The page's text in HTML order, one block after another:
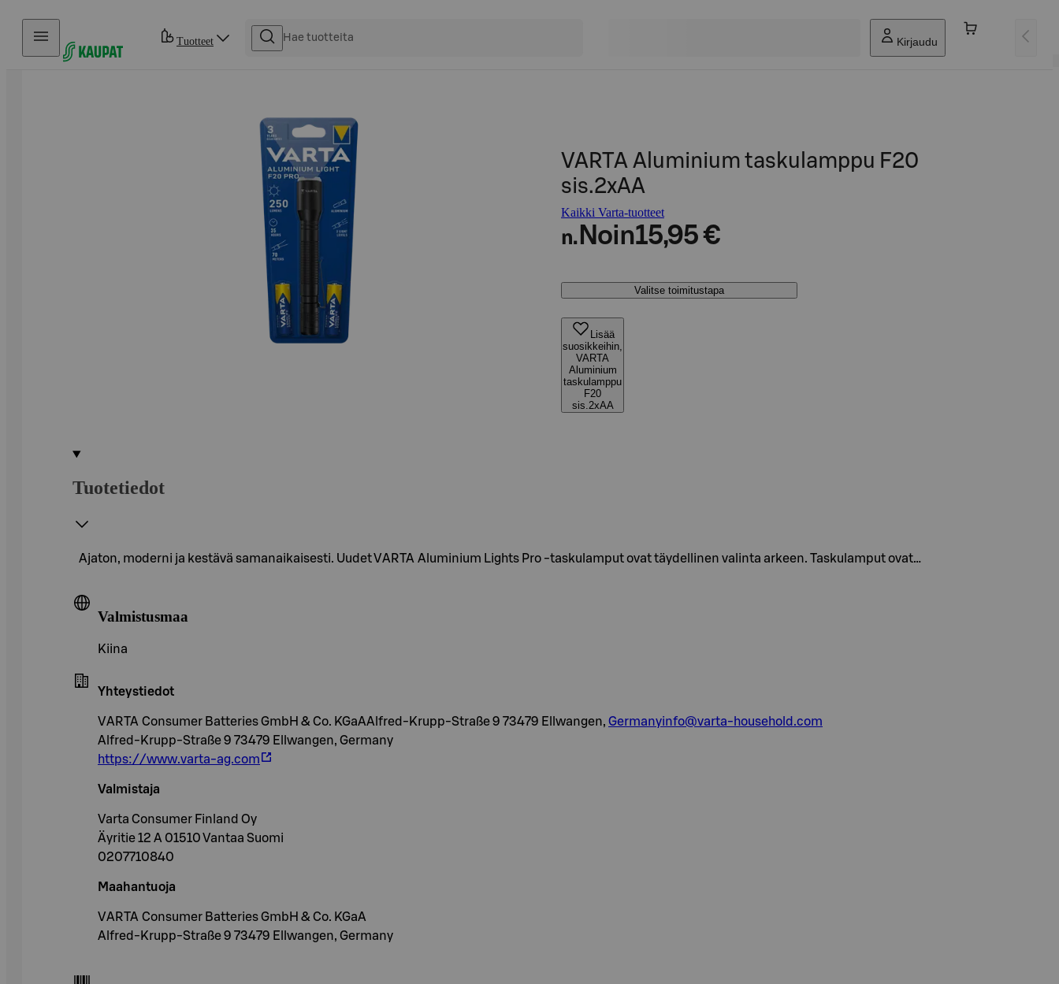
Hyppää sisältöön
Tuotteet Kirjaudu
VARTA Aluminium taskulamppu F20
sis.2xAA
Kaikki Varta-tuotteet
n. Noin15,95 €
Valitse toimitustapa
Lisää
suosikkeihin,
VARTA
Aluminium
taskulamppu
F20
sis.2xAA
Tuotetiedot
Ajaton, moderni ja kestävä samanaikaisesti. Uudet VARTA Aluminium Lights Pro -taskulamput ovat täydellinen valinta arkeen. Taskulamput ovat…
Valmistusmaa
Kiina
Yhteystiedot
VARTA Consumer Batteries GmbH & Co. KGaAAlfred-Krupp-Straße 9 73479 Ellwangen, Germanyinfo@varta-household.com
Alfred-Krupp-Straße 9 73479 Ellwangen, Germany
https://www.varta-ag.com
Valmistaja
Varta Consumer Finland Oy
Äyritie 12 A 01510 Vantaa Suomi
0207710840
Maahantuoja
VARTA Consumer Batteries GmbH & Co. KGaA
Alfred-Krupp-Straße 9 73479 Ellwangen, Germany